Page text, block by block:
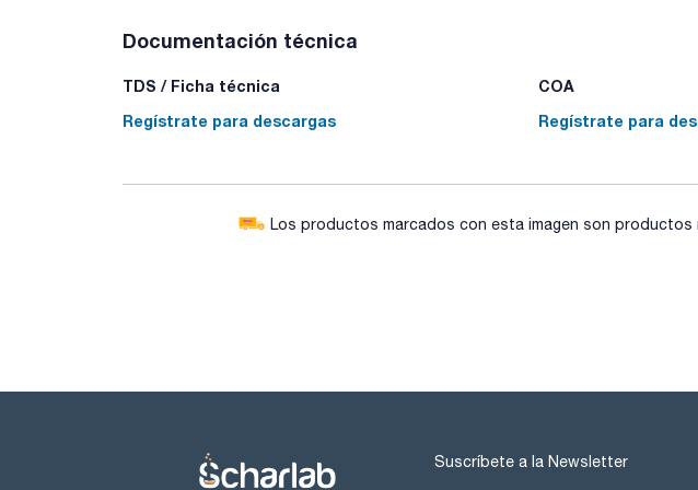
Documentación técnica
TDS / Ficha técnica
Regístrate para descargas
COA
Regístrate para
Los productos marcados con esta imagen son
Suscríbete a la Newsletter